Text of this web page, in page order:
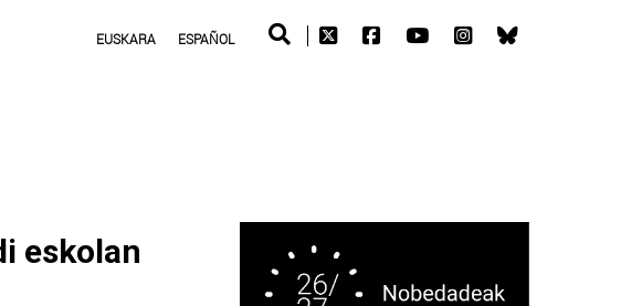
EUSKARA ESPAÑOL
eskolan